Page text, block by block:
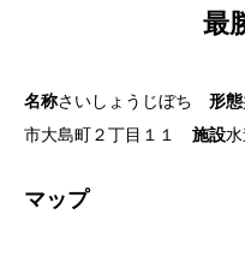
最
名称さいしょうじぼち 形態
市大島町２丁目１１ 施設
マップ